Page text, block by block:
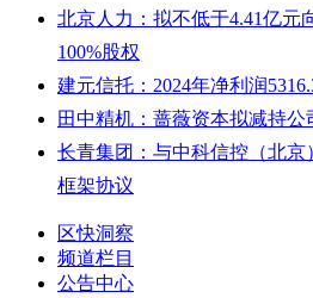
北京人力：拟不低于4.41亿元
100%股权
建元信托：2024年净利润
田中精机：蔷薇资本拟减持公
长青集团：与中科信控（北
框架协议
区快洞察
频道栏目
公告中心